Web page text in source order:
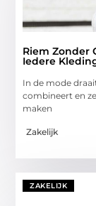
Riem Zonder
Iedere
In de mode
combineert en
maken
Zakelijk
ZAKELIJK